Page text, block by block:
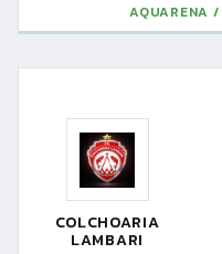
AQUARENA
COLCHOARIA
LAMBARI